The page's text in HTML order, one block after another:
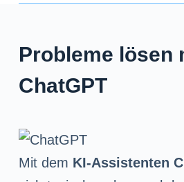
a
s
Probleme lösen
ChatGPT
Mit dem KI-Assistenten